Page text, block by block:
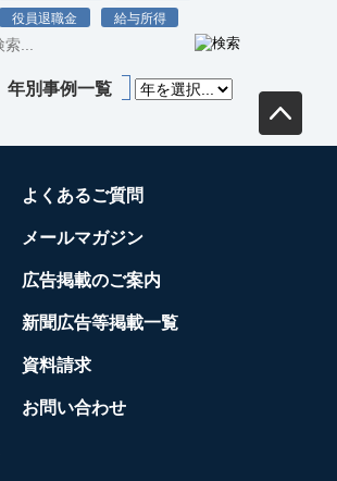
役員退職金
給与所得
年別事例一覧
よくあるご質問
メールマガジン
広告掲載のご案内
新聞広告等掲載一覧
資料請求
お問い合わせ